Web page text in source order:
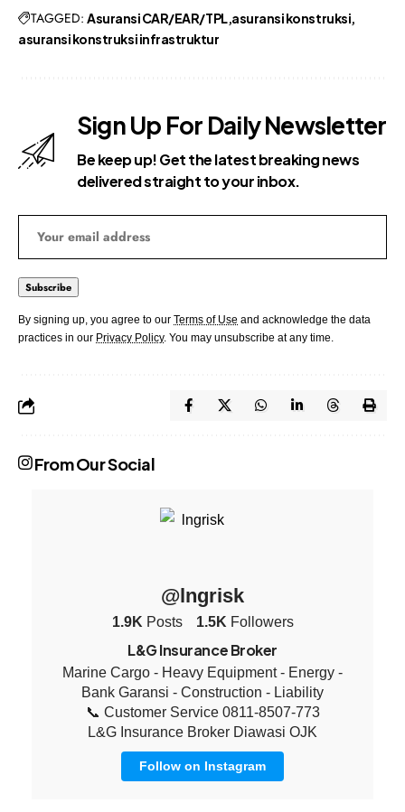
TAGGED: Asuransi CAR/EAR/TPL asuransi konstruksi
asuransi konstruksi infrastruktur
Sign Up For Daily Newsletter
Be keep up! Get the latest breaking news
delivered straight to your inbox.
By signing up, you agree to our Terms of Use and acknowledge the data
practices in our Privacy Policy. You may unsubscribe at any time.
From Our Social
@lngrisk
1.9K Posts 1.5K Followers
L&G Insurance Broker
Marine Cargo - Heavy Equipment - Energy -
Bank Garansi - Construction - Liability
📞 Customer Service 0811-8507-773
L&G Insurance Broker Diawasi OJK
Follow on Instagram